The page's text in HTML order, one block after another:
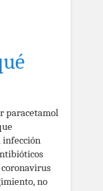
paracetamol
no